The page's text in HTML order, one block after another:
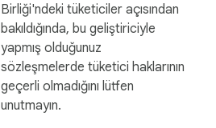
Birliği'ndeki tüketiciler açısından
bakıldığında, bu geliştiriciyle
yapmış olduğunuz
sözleşmelerde tüketici haklarının
geçerli olmadığını lütfen
unutmayın.